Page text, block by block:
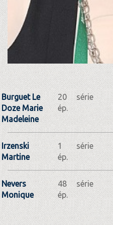
Burguet Le
Doze Marie
Madeleine
20
ép.
série
Irzenski
Martine
1
ép.
série
Nevers
Monique
48
ép.
série